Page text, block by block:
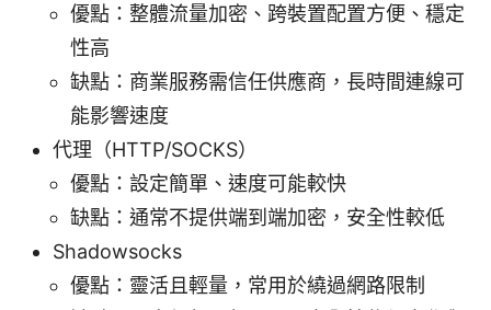
優點：整體流量加密、跨裝置配置方便、穩定
性高
缺點：商業服務需信任供應商，長時間連線可
能影響速度
代理（HTTP/SOCKS）
優點：設定簡單、速度可能較快
缺點：通常不提供端到端加密，安全性較低
Shadowsocks
優點：靈活且輕量，常用於繞過網路限制